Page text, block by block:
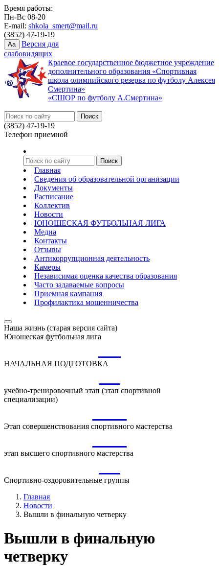
Время работы:
Пн-Вс 08-20
E-mail: shkola_smert@mail.ru
(3852) 47-19-19
Aa
Версия для
слабовидящих
Краевое государственное бюджетное учреждение
дополнительного образования «Спортивная
школа олимпийского резерва по футболу Алексея
Смертина»
«СШОР по футболу А.Смертина»
(3852) 47-19-19
Телефон приемной
Главная
Сведения об образовательной организации
Документы
Расписание
Коллектив
Новости
ЮНОШЕСКАЯ ФУТБОЛЬНАЯ ЛИГА
Медиа
Контакты
Отзывы
Антикоррупционная деятельность
Камеры
Независимая оценка качества образования
Часто задаваемые вопросы
Приемная кампания
Профилактика мошенничества
Наша жизнь (старая версия сайта)
Юношеская футбольная лига
НАЧАЛЬНАЯ ПОДГОТОВКА
учебно-тренировочный этап (этап спортивной
специализации)
Этап совершенствования спортивного мастерства
этап высшего спортивного мастерства
Спортивно-оздоровительные группы
Главная
Новости
Вышли в финальную четверку
Вышли в финальную
четверку